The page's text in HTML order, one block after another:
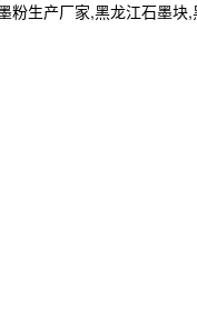
生产厂家,黑龙江石墨